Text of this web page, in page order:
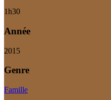
1h30
Année
2015
Genre
Famille